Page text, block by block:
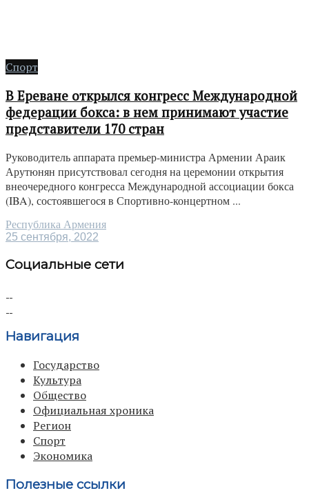
Спорт
В Ереване открылся конгресс Международной
федерации бокса: в нем принимают участие
представители 170 стран
Руководитель аппарата премьер-министра Армении Араик
Арутюнян присутствовал сегодня на церемонии открытия
внеочередного конгресса Международной ассоциации бокса
(IBA), состоявшегося в Спортивно-концертном ...
Республика Армения
25 сентября, 2022
Социальные сети
Навигация
Государство
Культура
Общество
Официальная хроника
Регион
Спорт
Экономика
Полезные ссылки